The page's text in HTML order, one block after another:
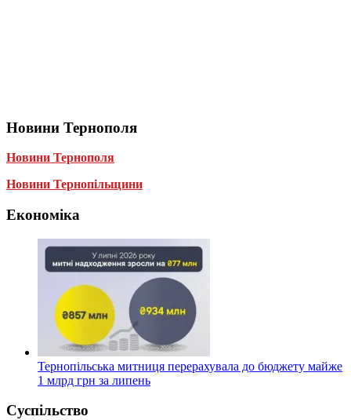
Новини Тернополя
Новини Тернополя
Новини Тернопільщини
Економіка
Тернопільська митниця перерахувала до бюджету майже
1 млрд грн за липень
Суспільство